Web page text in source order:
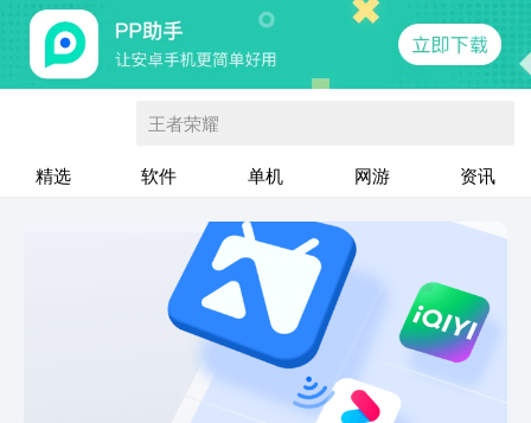
王者荣耀
精选 软件 单机 网游 资讯